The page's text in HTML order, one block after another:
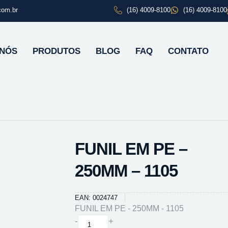
(16) 4009-8100 (16) 4009-8100
PRODUTOS BLOG FAQ CONTATO
FUNIL EM PE –
250MM – 1105
EAN: 0024747
FUNIL EM PE - 250MM - 1105
-
FUNIL
+